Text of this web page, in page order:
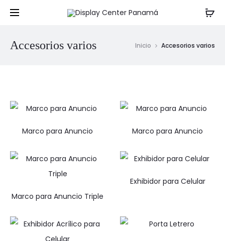
Accesorios varios Inicio Accesorios varios
Marco para Anuncio Marco para Anuncio
Marco para Anuncio Triple
Exhibidor para Celular